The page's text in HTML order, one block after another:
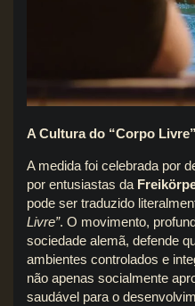
A Cultura do “Corpo
A medida foi celebrada por
por entusiastas da
pode ser traduzido
Livre”. O movimento,
sociedade alemã, defende
ambientes controlados e
não apenas socialmente
saudável para o